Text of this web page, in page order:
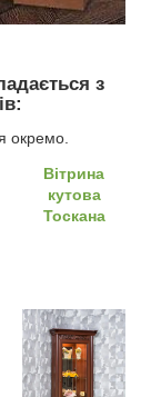
з
окремо.
Вітрина
кутова
Тоскана